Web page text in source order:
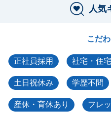
人気
こだ
正社員採用 社宅・住
土日祝休み 学歴不問
産休・育休あり フレ